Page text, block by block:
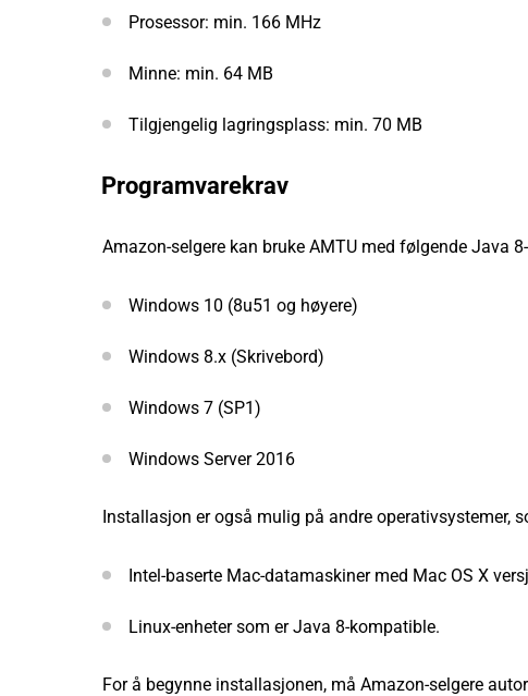
Prosessor: min. 166 MHz
Minne: min. 64 MB
Tilgjengelig lagringsplass: min. 70 MB
Programvarekrav
Amazon-selgere kan bruke AMTU med følgende Java
Windows 10 (8u51 og høyere)
Windows 8.x (Skrivebord)
Windows 7 (SP1)
Windows Server 2016
Installasjon er også mulig på andre operativsystemer,
Intel-baserte Mac-datamaskiner med Mac OS X
Linux-enheter som er Java 8-kompatible.
For å begynne installasjonen, må Amazon-selgere